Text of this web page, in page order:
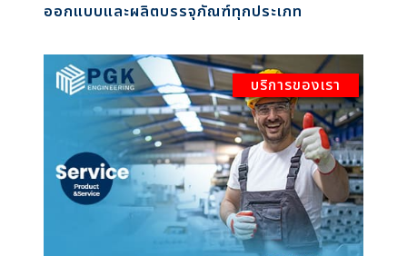
ออกแบบและผลิตบรรจุภัณฑ์ทุกประเภท
บริการของเรา